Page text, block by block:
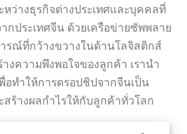
หว่างธุรกิจต่างประเทศและบุคคลที่
ประเทศจีน ด้วยเครือข่ายซัพพลาย
รณ์ที่กว้างขวางในด้านโลจิสติกส์
งความพึงพอใจของลูกค้า เรานำ
อทำให้การดรอปชิปจากจีนเป็น
ร้างผลกำไรให้กับลูกค้าทั่วโลก